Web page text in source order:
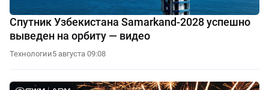
Спутник Узбекистана Samarkand-2028 успешно
выведен на орбиту — видео
Технологии5 августа 09:08